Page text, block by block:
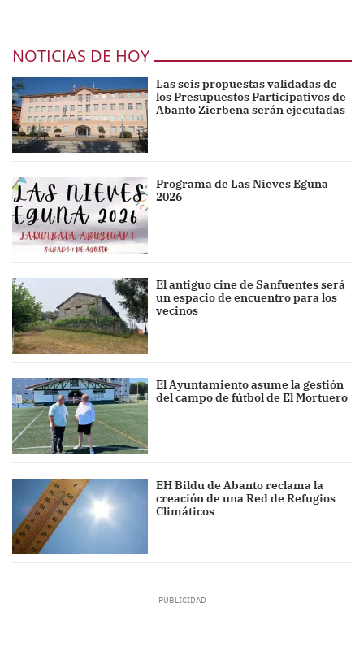
NOTICIAS DE HOY
Las seis propuestas validadas de
los Presupuestos Participativos de
Abanto Zierbena serán ejecutadas
Programa de Las Nieves Eguna
2026
El antiguo cine de Sanfuentes será
un espacio de encuentro para los
vecinos
El Ayuntamiento asume la gestión
del campo de fútbol de El Mortuero
EH Bildu de Abanto reclama la
creación de una Red de Refugios
Climáticos